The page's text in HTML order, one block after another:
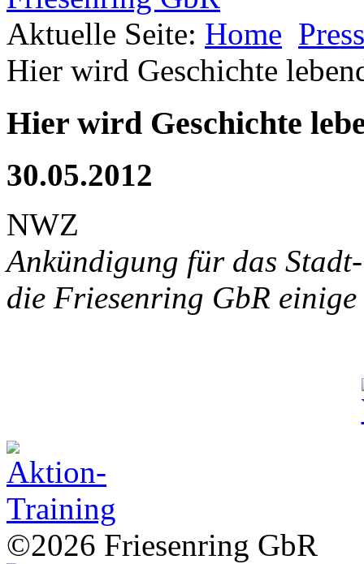
Aktuelle Seite: Home
Hier wird Geschichte
Hier wird Geschichte
30.05.2012
NWZ
Ankündigung für das
die Friesenring GbR
©2026 Friesenring GbR